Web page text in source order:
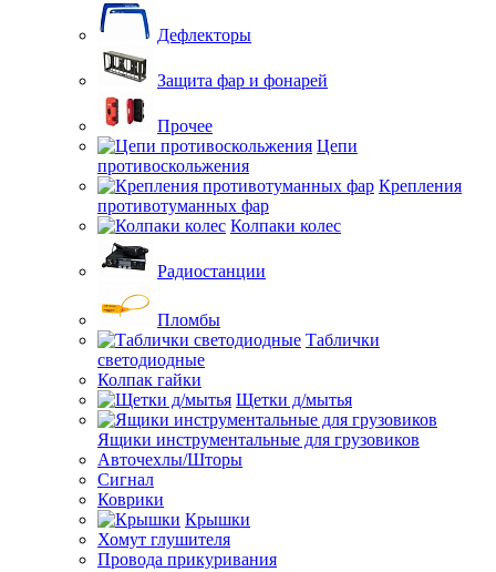
Дефлекторы
Защита фар и фонарей
Прочее
Цепи
противоскольжения
Крепления
противотуманных фар
Колпаки колес
Радиостанции
Пломбы
Таблички
светодиодные
Колпак гайки
Щетки д/мытья
Ящики инструментальные для грузовиков
Авточехлы/Шторы
Сигнал
Коврики
Крышки
Хомут глушителя
Провода прикуривания